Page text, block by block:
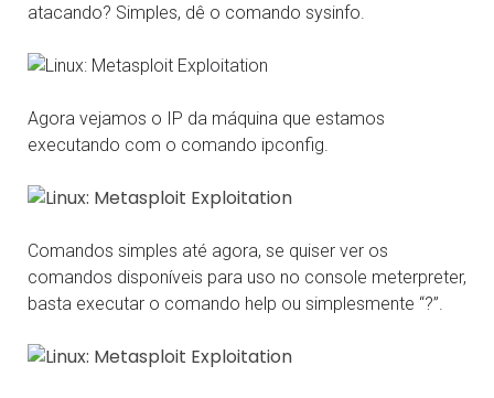
atacando? Simples, dê o comando sysinfo.
Agora vejamos o IP da máquina que estamos
executando com o comando ipconfig.
Comandos simples até agora, se quiser ver os
comandos disponíveis para uso no console meterpreter,
basta executar o comando help ou simplesmente “?”.